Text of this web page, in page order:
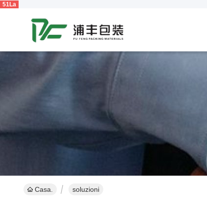
51La
Casa. soluzioni